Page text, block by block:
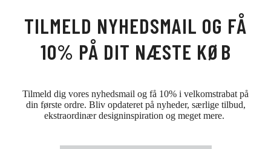
TILMELD NYHEDSMAIL OG FÅ
10% PÅ DIT NÆSTE KØB
Tilmeld dig vores nyhedsmail og få 10% i velkomstrabat på
din første ordre. Bliv opdateret på nyheder, særlige tilbud,
ekstraordinær designinspiration og meget mere.